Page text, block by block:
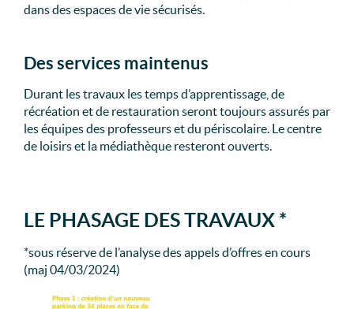
dans des espaces de vie sécurisés.
Des services maintenus
Durant les travaux les temps d’apprentissage, de
récréation et de restauration seront toujours assurés par
les équipes des professeurs et du périscolaire. Le centre
de loisirs et la médiathèque resteront ouverts.
LE PHASAGE DES TRAVAUX *
*sous réserve de l’analyse des appels d’offres en cours
(maj 04/03/2024)